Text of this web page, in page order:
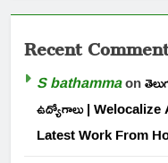
Recent
S bathammaon
ఉద్యోగాలు |
Latest Work From